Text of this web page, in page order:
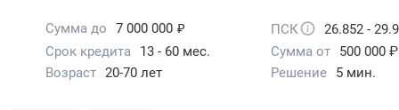
Сумма до 7 000 000 ₽ ПСК
26.852 -
Срок кредита
13 - 60 мес. Сумма от
500 000 ₽
Возраст 20-70 лет Решение 5 мин.